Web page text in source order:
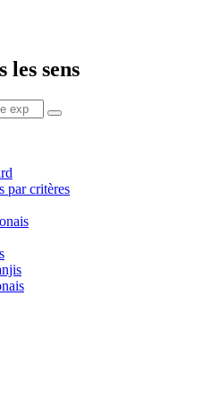
les sens
par critères